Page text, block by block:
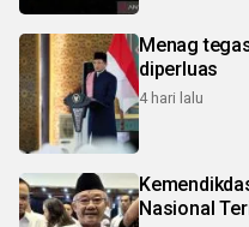
Menag
diperluas
4 hari lalu
Nasional